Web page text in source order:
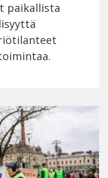
paikallista